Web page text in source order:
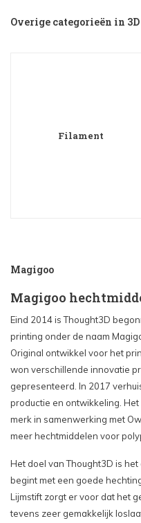
Overige categorieën in
Filament
Magigoo
Magigoo
Eind 2014 is Thought3D
printing onder de naam
Original ontwikkel voor het
won verschillende innovatie
gepresenteerd. In 2017
productie en ontwikkeling.
merk in samenwerking met
meer hechtmiddelen voor
Het doel van Thought3D is
begint met een goede
Lijmstift zorgt er voor dat het
tevens zeer gemakkelijk